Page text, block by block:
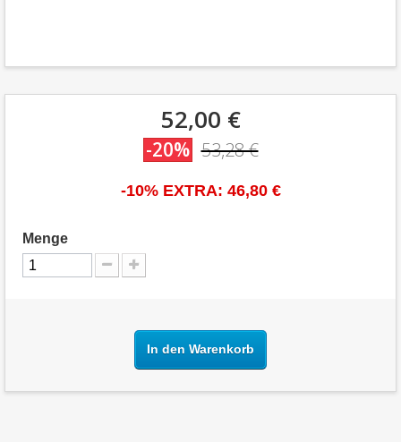
52,00 €
-20% 53,28 €
-10% EXTRA: 46,80 €
Menge
In den Warenkorb